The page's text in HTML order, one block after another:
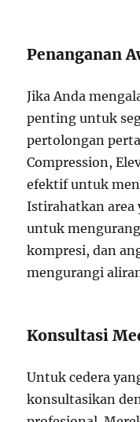
Penanganan
Jika Anda
penting untuk
pertolongan
Compression,
efektif untuk
Istirahatkan area
untuk
kompresi, dan
mengurangi
Konsultasi
Untuk cedera
konsultasikan